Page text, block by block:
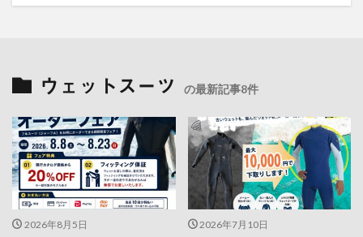
ウェットスーツ の最新記事8件
2026年8月5日 2026年7月10日